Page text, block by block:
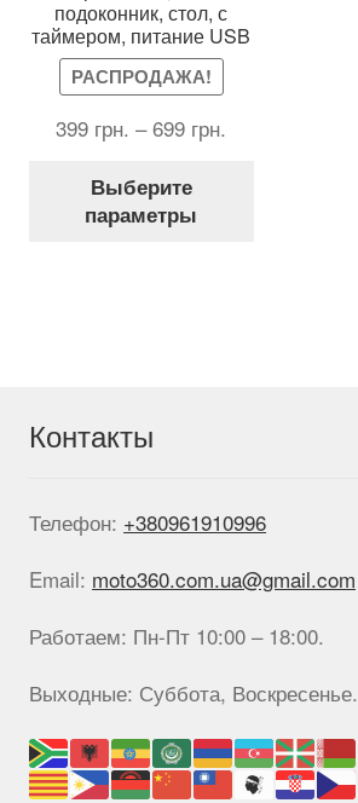
подоконник, стол, с
таймером, питание USB
РАСПРОДАЖА!
399 грн. –699 грн.
Выберите
параметры
Контакты
Телефон: +380961910996
Email: moto360.com.ua@gmail.com
Работаем: Пн-Пт 10:00 – 18:00.
Выходные: Суббота, Воскресенье.